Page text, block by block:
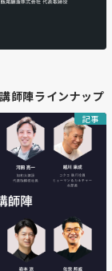
師陣ラインナップ
記事